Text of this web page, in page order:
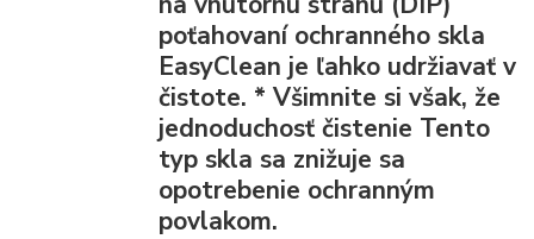
poťahovaní ochranného skla
EasyClean je ľahko udržiavať v
čistote. *Všimnite si však, že
jednoduchosť čistenie Tento
typ skla sa znižuje sa
opotrebenie ochranným
povlakom.